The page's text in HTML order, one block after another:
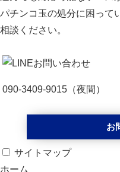
パチンコ玉の処分に困って
相談ください。
090-3409-9015 （夜間）
お
サイトマップ
ホーム